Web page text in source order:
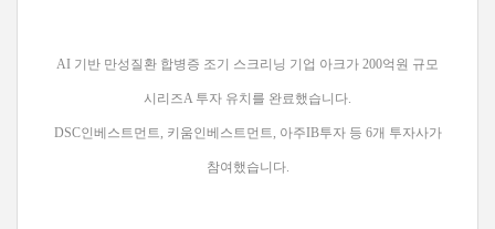
AI 기반 만성질환 합병증 조기 스크리닝 기업 아크가 200억원 규모
시리즈A 투자 유치를 완료했습니다.
DSC인베스트먼트, 키움인베스트먼트, 아주IB투자 등 6개 투자사가
참여했습니다.